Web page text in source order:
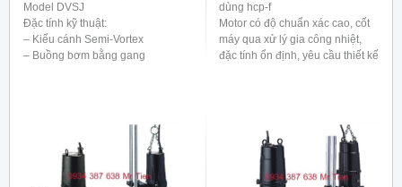
Model DVSJ
Đặc tính kỹ thuật:
– Kiểu cánh Semi-Vortex
– Buồng bơm bằng gang
– Kích thước tạp chất dạng sợi
tới 350mm
dùng hcp-f
Motor có độ chuẩn xác cao, cốt
máy qua xử lý gia công nhiệt,
đặc tính ổn định, yêu cầu thiết kế
trong nhựa thông và xấy khô, để
đảm bảo motor có tính cách
nhiệt tốt, máy bơm đạt cấp độ